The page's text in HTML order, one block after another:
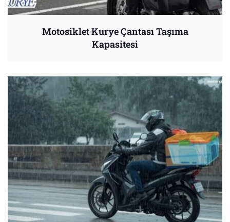
Motosiklet Kurye Çantası Taşıma
Kapasitesi